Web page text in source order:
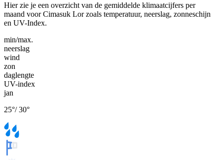
Hier zie je een overzicht van de gemiddelde klimaatcijfers per
maand voor Cimasuk Lor zoals temperatuur, neerslag, zonneschijn
en UV-Index.
min/max.
neerslag
wind
zon
daglengte
UV-index
jan
25°/30°